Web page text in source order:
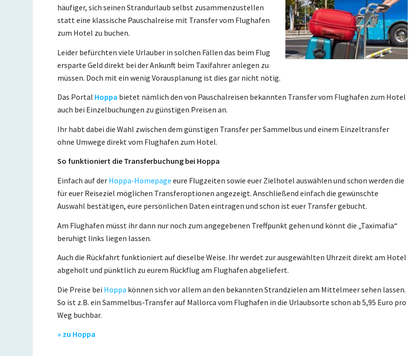
häufiger, sich seinen Strandurlaub selbst zusammenzustellen
statt eine klassische Pauschalreise mit Transfer vom Flughafen
zum Hotel zu buchen.
Leider befürchten viele Urlauber in solchen Fällen das beim Flug
ersparte Geld direkt bei der Ankunft beim Taxifahrer anlegen zu
müssen. Doch mit ein wenig Vorausplanung ist dies gar nicht nötig.
Das Portal Hoppa bietet nämlich den von Pauschalreisen bekannten Transfer vom Flughafen zum Hotel
auch bei Einzelbuchungen zu günstigen Preisen an.
Ihr habt dabei die Wahl zwischen dem günstigen Transfer per Sammelbus und einem Einzeltransfer
ohne Umwege direkt vom Flughafen zum Hotel.
So funktioniert die Transferbuchung bei Hoppa
Einfach auf der Hoppa-Homepage eure Flugzeiten sowie euer Zielhotel auswählen und schon werden die
für euer Reiseziel möglichen Transferoptionen angezeigt. Anschließend einfach die gewünschte
Auswahl bestätigen, eure persönlichen Daten eintragen und schon ist euer Transfer gebucht.
Am Flughafen müsst ihr dann nur noch zum angegebenen Treffpunkt gehen und könnt die „Taximafia“
beruhigt links liegen lassen.
Auch die Rückfahrt funktioniert auf dieselbe Weise. Ihr werdet zur ausgewählten Uhrzeit direkt am Hotel
abgeholt und pünktlich zu eurem Rückflug am Flughafen abgeliefert.
Die Preise bei Hoppa können sich vor allem an den bekannten Strandzielen am Mittelmeer sehen lassen.
So ist z.B. ein Sammelbus-Transfer auf Mallorca vom Flughafen in die Urlaubsorte schon ab 5,95 Euro pro
Weg buchbar.
» zu Hoppa